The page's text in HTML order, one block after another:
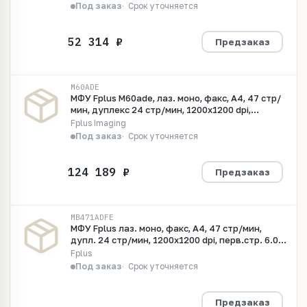
92 стор/мин, цв. 40 стор/мин, 2.8 цв.сенс.жк.,
Gigabit Ethernet, 1ГГц, 512Мб, стартовый
Под заказ
Срок уточняется
Предзаказ
M60ADE
МФУ Fplus M60ade, лаз. моно, факс, A4, 47 стр/
мин, дуплекс 24 стр/мин, 1200x1200 dpi,
перв.стр. 6.0с, DADF однопрох. 100л., CIS,
600x600ppi, скан. 49/30 одност., 7цв.сенс.жк.,
Gigabit Ethernet, 1,2ГГц, 2Гб, стартовый
Fplus Imaging
Под заказ
Срок уточняется
Предзаказ
MB471ADFE
МФУ Fplus лаз. моно, факс, A4, 47 стр/мин,
дупл. 24 стр/мин, 1200x1200 dpi, перв.стр. 6.0с,
DADF однопр. 100л., CIS, 600x600ppi, скан. 49/30
одност., 7"цв.сенс.жк., вх.650л, макс.вх.2300л.,
вых.250л., Gigabit Ethernet, рек, макс 2000-
Fplus
Под заказ
Срок уточняется
Предзаказ